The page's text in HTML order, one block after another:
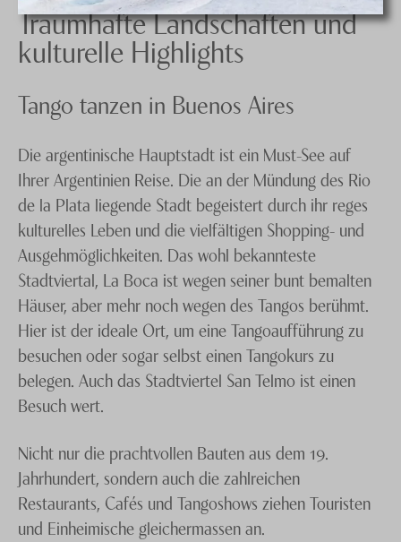
Traumhafte Landschaften und
kulturelle Highlights
Tango tanzen in Buenos Aires
Die argentinische Hauptstadt ist ein Must-See auf
Ihrer Argentinien Reise. Die an der Mündung des Rio
de la Plata liegende Stadt begeistert durch ihr reges
kulturelles Leben und die vielfältigen Shopping- und
Ausgehmöglichkeiten. Das wohl bekannteste
Stadtviertal, La Boca ist wegen seiner bunt bemalten
Häuser, aber mehr noch wegen des Tangos berühmt.
Hier ist der ideale Ort, um eine Tangoaufführung zu
besuchen oder sogar selbst einen Tangokurs zu
belegen. Auch das Stadtviertel San Telmo ist einen
Besuch wert.
Nicht nur die prachtvollen Bauten aus dem 19.
Jahrhundert, sondern auch die zahlreichen
Restaurants, Cafés und Tangoshows ziehen Touristen
und Einheimische gleichermassen an.